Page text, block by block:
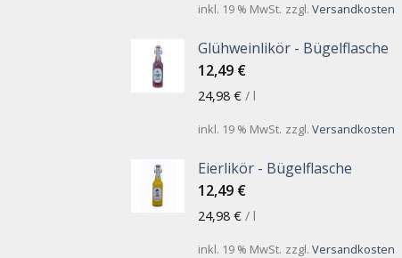
inkl. 19 % MwSt. zzgl. Versandkosten
Glühweinlikör - Bügelflasche
12,49 €
24,98 € / l
inkl. 19 % MwSt. zzgl. Versandkosten
Eierlikör - Bügelflasche
12,49 €
24,98 € / l
inkl. 19 % MwSt. zzgl. Versandkosten